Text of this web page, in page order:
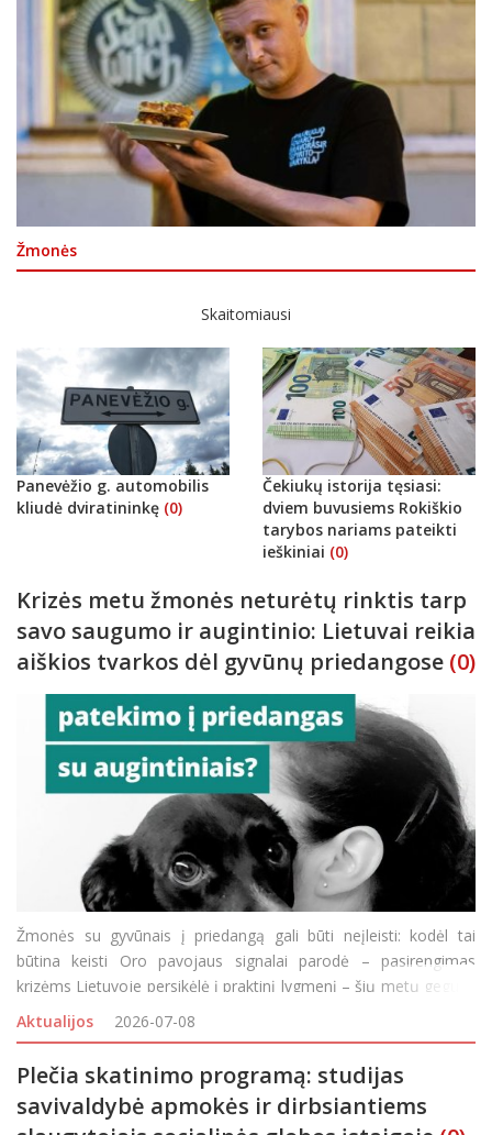
Žmonės
Skaitomiausi
Panevėžio g. automobilis
kliudė dviratininkę (0)
Čekiukų istorija tęsiasi:
dviem buvusiems Rokiškio
tarybos nariams pateikti
ieškiniai (0)
Krizės metu žmonės neturėtų rinktis tarp
savo saugumo ir augintinio: Lietuvai reikia
aiškios tvarkos dėl gyvūnų priedangose (0)
Žmonės su gyvūnais į priedangą gali būti neįleisti: kodėl tai
būtina keisti Oro pavojaus signalai parodė – pasirengimas
krizėms Lietuvoje persikėlė į praktinį lygmenį – šių metų gegužę
žmonės jau slėpėsi priedangose, tačiau su gyvūnais įleidžiami
buvo ne visur, nes kol kas nėra
Aktualijos 2026-07-08
Plečia skatinimo programą: studijas
savivaldybė apmokės ir dirbsiantiems